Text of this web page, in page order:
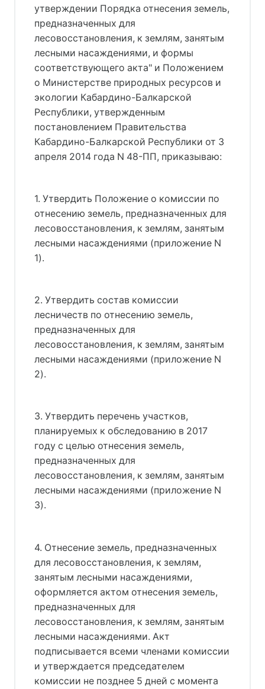
утверждении Порядка отнесения земель,
предназначенных для
лесовосстановления, к землям, занятым
лесными насаждениями, и формы
соответствующего акта" и Положением
о Министерстве природных ресурсов и
экологии Кабардино-Балкарской
Республики, утвержденным
постановлением Правительства
Кабардино-Балкарской Республики от 3
апреля 2014 года N 48-ПП, приказываю:
1. Утвердить Положение о комиссии по
отнесению земель, предназначенных для
лесовосстановления, к землям, занятым
лесными насаждениями (приложение N
1).
2. Утвердить состав комиссии
лесничеств по отнесению земель,
предназначенных для
лесовосстановления, к землям, занятым
лесными насаждениями (приложение N
2).
3. Утвердить перечень участков,
планируемых к обследованию в 2017
году с целью отнесения земель,
предназначенных для
лесовосстановления, к землям, занятым
лесными насаждениями (приложение N
3).
4. Отнесение земель, предназначенных
для лесовосстановления, к землям,
занятым лесными насаждениями,
оформляется актом отнесения земель,
предназначенных для
лесовосстановления, к землям, занятым
лесными насаждениями. Акт
подписывается всеми членами комиссии
и утверждается председателем
комиссии не позднее 5 дней с момента